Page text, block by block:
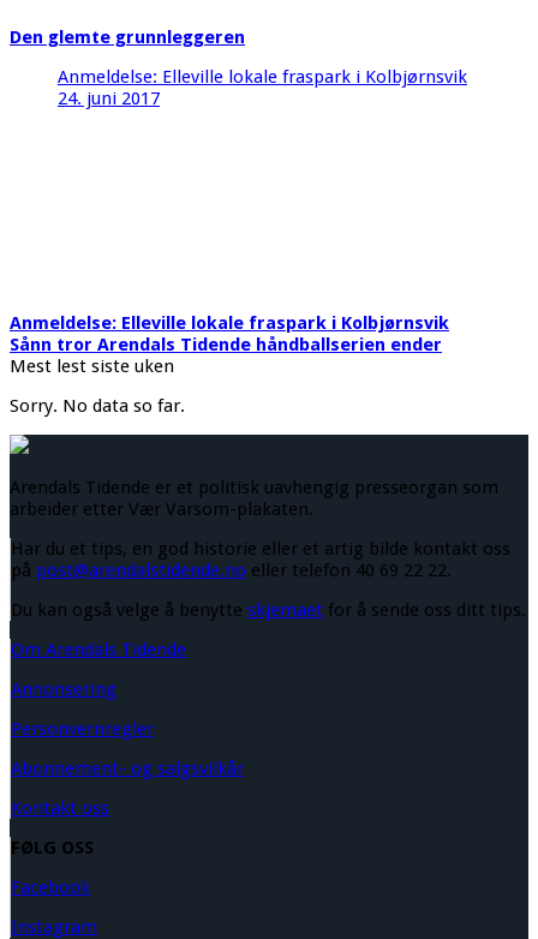
Den glemte grunnleggeren
Anmeldelse: Elleville lokale fraspark i Kolbjørnsvik
24. juni 2017
Anmeldelse: Elleville lokale fraspark i Kolbjørnsvik
Sånn tror Arendals Tidende håndballserien ender
Mest lest siste uken
Sorry. No data so far.
Arendals Tidende er et politisk uavhengig presseorgan som
arbeider etter Vær Varsom-plakaten.
Har du et tips, en god historie eller et artig bilde kontakt oss
på post@arendalstidende.no eller telefon 40 69 22 22.
Du kan også velge å benytte skjemaet for å sende oss ditt tips.
Om Arendals Tidende
Annonsering
Personvernregler
Abonnement- og salgsvilkår
Kontakt oss
FØLG OSS
Facebook
Instagram